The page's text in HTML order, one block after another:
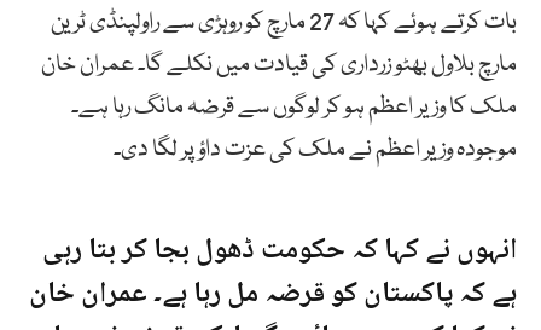
بات کرتے ہوئے کہا کہ 27 مارچ کو روہڑی سے راولپنڈی ٹرین
مارچ بلاول بھٹو زرداری کی قیادت میں نکلے گا۔ عمران خان
ملک کا وزیر اعظم ہو کر لوگوں سے قرضہ مانگ رہا ہے۔
موجودہ وزیر اعظم نے ملک کی عزت داؤ پر لگا دی۔
انہوں نے کہا کہ حکومت ڈھول بجا کر بتا رہی
ہے کہ پاکستان کو قرضہ مل رہا ہے۔ عمران خان